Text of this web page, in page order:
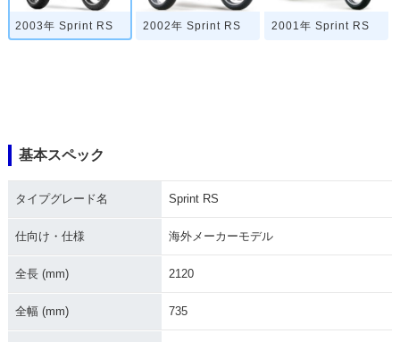
2003年 Sprint RS 2002年 Sprint RS 2001年 Sprint RS
基本スペック
タイプグレード名 Sprint RS
仕向け・仕様 海外メーカーモデル
全長 (mm) 2120
全幅 (mm) 735